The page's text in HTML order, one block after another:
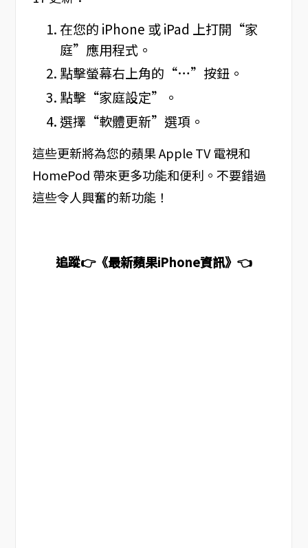
在您的 iPhone 或 iPad 上打開“家
庭”應用程式。
點擊螢幕右上角的“…”按鈕。
點擊“家庭設定”。
選擇“軟體更新”選項。
這些更新將為您的蘋果 Apple TV 電視和
HomePod 帶來更多功能和便利。不要錯過
這些令人興奮的新功能！
追蹤👉《最新蘋果iPhone資訊》👈